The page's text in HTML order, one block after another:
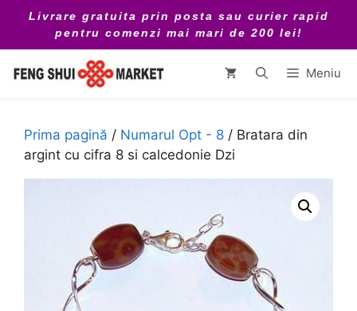
conținut
Livrare gratuita prin posta sau curier rapid
pentru comenzi mai mari de 200 lei!
Meniu
Prima pagină / Numarul Opt - 8 / Bratara din
argint cu cifra 8 si calcedonie Dzi